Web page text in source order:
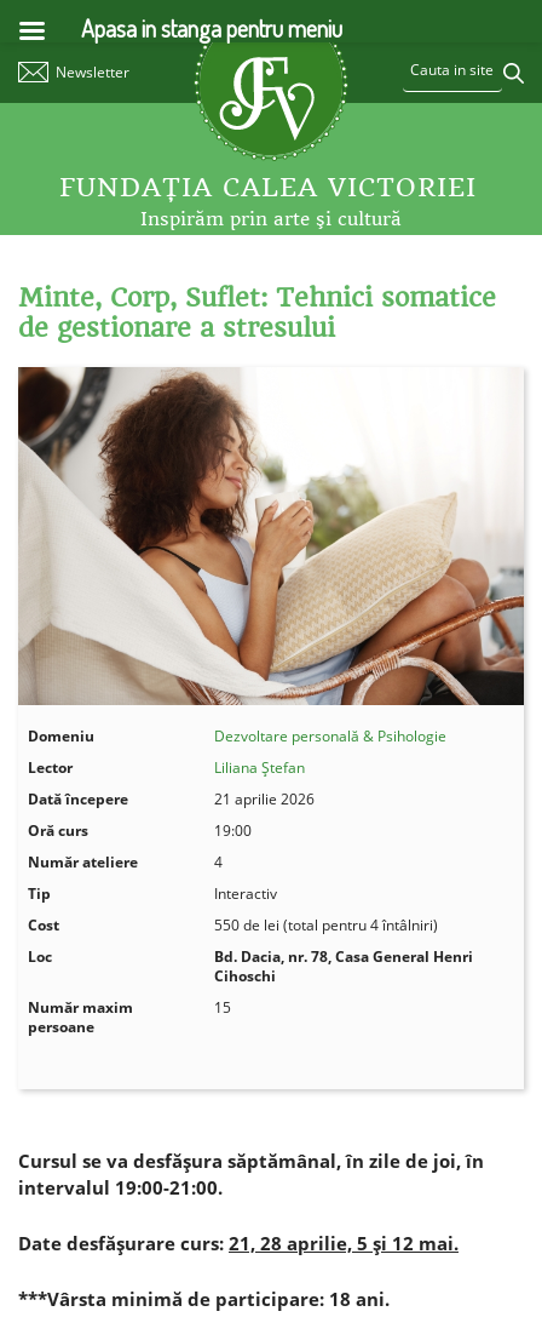
Newsletter
FUNDAŢIA CALEA VICTORIEI
Inspirăm prin arte şi cultură
Minte, Corp, Suflet: Tehnici somatice
de gestionare a stresului
Domeniu
Dezvoltare personală & Psihologie
Lector
Liliana Ștefan
Dată începere
21 aprilie 2026
Oră curs
19:00
Număr ateliere
4
Tip
Interactiv
Cost
550 de lei (total pentru 4 întâlniri)
Loc
Bd. Dacia, nr. 78,Casa General Henri
Cihoschi
Număr maxim
persoane
15
Cursul se va desfăşura săptămânal, în zile de joi, în
intervalul 19:00-21:00.
Date desfăşurare curs: 21, 28 aprilie, 5 şi 12 mai.
***Vârsta minimă de participare: 18 ani.
Apasa in stanga pentru meniu